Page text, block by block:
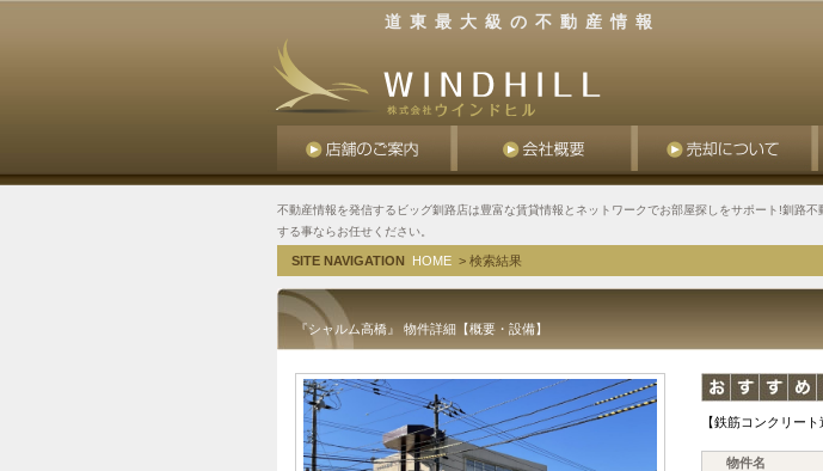
道東最大級の不動産情報
不動産情報を発信するビッグ釧路店は豊富な賃貸情報とネットワークでお部屋探しをサポート!釧路不
する事ならお任せください。
SITE NAVIGATION HOME > 検索結果
『シャルム高橋』 物件詳細【概要・設備】
【鉄筋コンクリー
物件名